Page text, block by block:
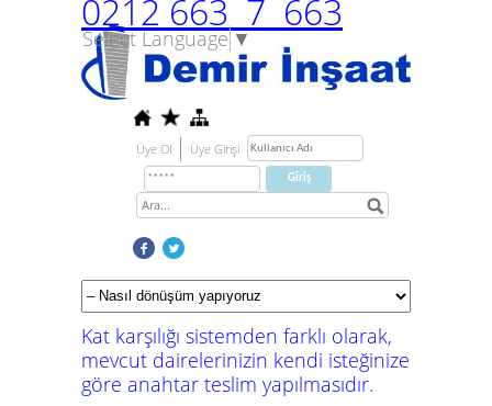
0212 663 7 663
Select Language▼
Üye Ol Üye Girişi
Kat karşılığı sistemden farklı olarak,
mevcut dairelerinizin kendi isteğinize
göre anahtar teslim yapılmasıdır.